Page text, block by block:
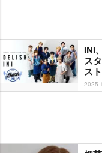
INI
ス
ス
2025-